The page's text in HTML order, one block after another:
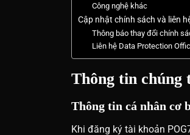
Công nghệ khác
Cập nhật chính sách và liên
Thông báo thay đổi chính
Liên hệ Data Protection
Thông tin chúng
Thông tin cá nhân cơ
Khi đăng ký tài khoản